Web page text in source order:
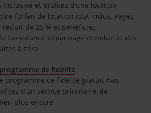
Inclusive et profitez d’une location
forfait de location tout inclus. Payez
de 25 % et bénéficiez
l’assistance dépannage étendue et des
à zéro.
de fidélité
programme de fidélité gratuit Avis
d’un service prioritaire, de
plus encore